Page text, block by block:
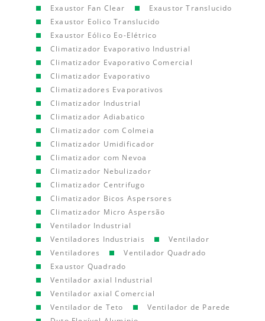
Exaustor Fan Clear
Exaustor Translucido
Exaustor Eolico Translucido
Exaustor Eólico Eo-Elétrico
Climatizador Evaporativo Industrial
Climatizador Evaporativo Comercial
Climatizador Evaporativo
Climatizadores Evaporativos
Climatizador Industrial
Climatizador Adiabatico
Climatizador com Colmeia
Climatizador Umidificador
Climatizador com Nevoa
Climatizador Nebulizador
Climatizador Centrifugo
Climatizador Bicos Aspersores
Climatizador Micro Aspersão
Ventilador Industrial
Ventiladores Industriais
Ventilador
Ventiladores
Ventilador Quadrado
Exaustor Quadrado
Ventilador axial Industrial
Ventilador axial Comercial
Ventilador de Teto
Ventilador de Parede